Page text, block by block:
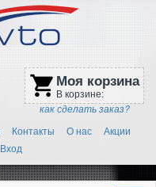
shopping_cart Моя корзина
В корзине:
как сделать заказ?
Контакты О нас
Акции
Вход